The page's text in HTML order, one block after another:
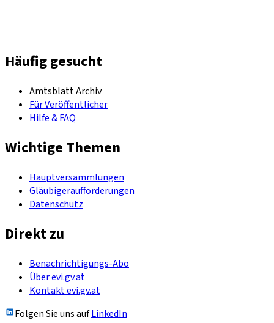
Häufig gesucht
Amtsblatt Archiv
Für Veröffentlicher
Hilfe & FAQ
Wichtige Themen
Hauptversammlungen
Gläubigeraufforderungen
Datenschutz
Direkt zu
Benachrichtigungs-Abo
Über evi.gv.at
Kontakt evi.gv.at
Folgen Sie uns aufLinkedIn